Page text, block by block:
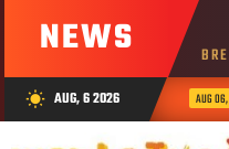
NEWS
wb_sunny AUG, 6 2026 AUG 06,